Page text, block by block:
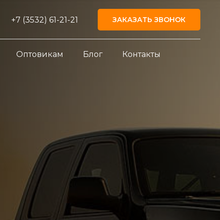
+7 (3532) 61-21-21 ЗАКАЗАТЬ ЗВОНОК
Оптовикам Блог Контакты